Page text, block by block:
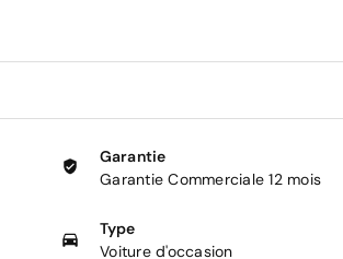
Garantie
Garantie Commerciale 12 mois
Type
Voiture d'occasion